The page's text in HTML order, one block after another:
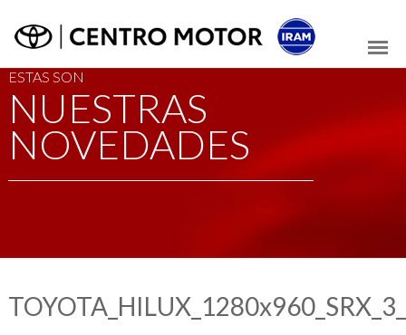
ESTAS SON
NUESTRAS
NOVEDADES